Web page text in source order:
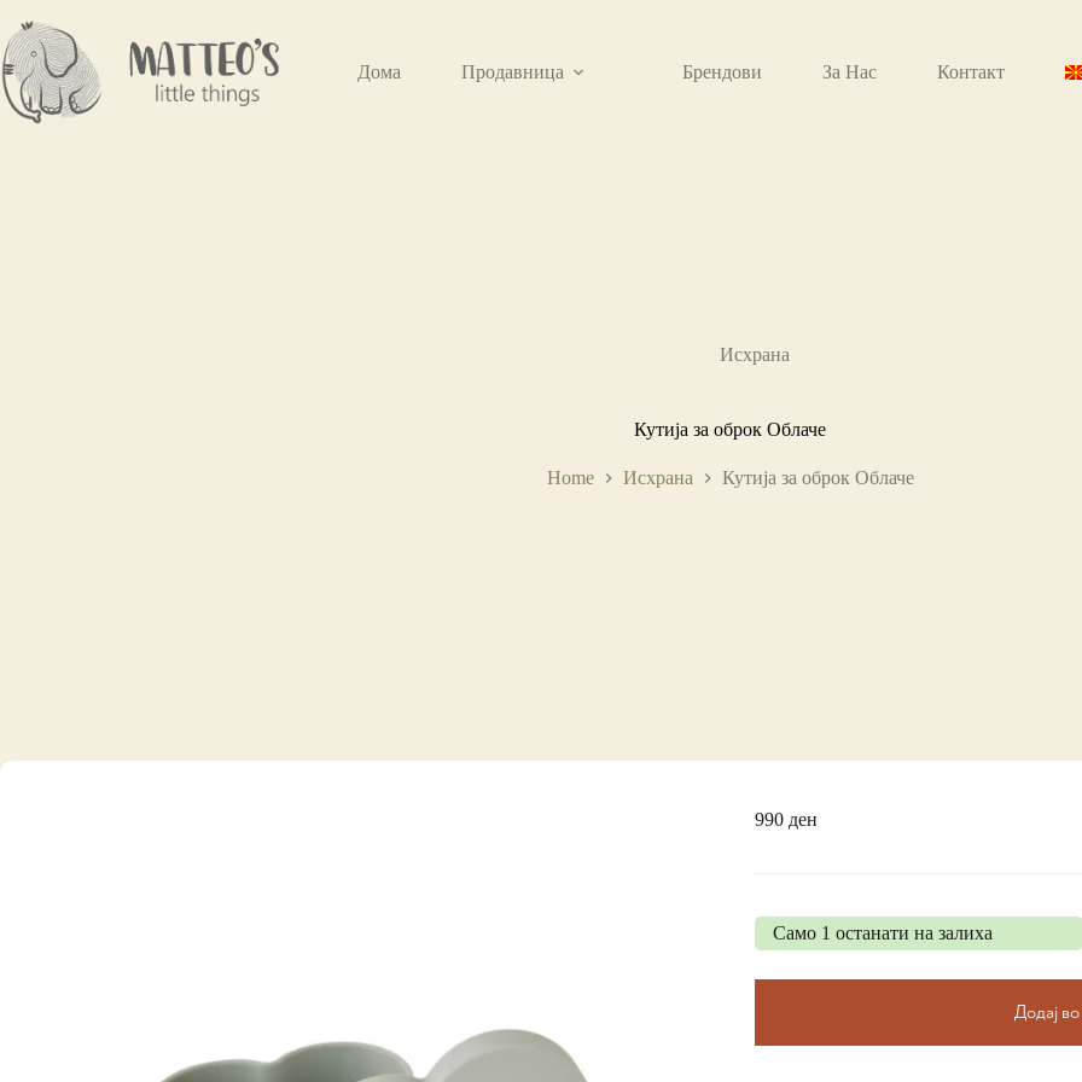
Дома Продавница Брендови За Нас Контакт
Исхрана
Кутија за оброк Облаче
Home Исхрана Кутија за оброк Облаче
990 ден
Само 1 останати на залиха
Додај